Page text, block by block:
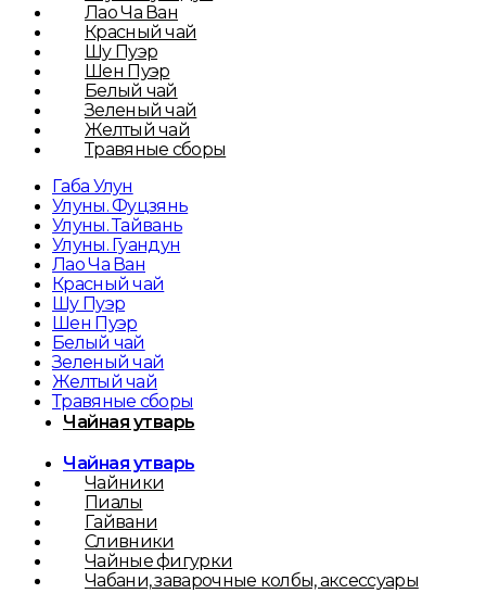
Лао Ча Ван
Красный чай
Шу Пуэр
Шен Пуэр
Белый чай
Зеленый чай
Желтый чай
Травяные сборы
Габа Улун
Улуны. Фуцзянь
Улуны. Тайвань
Улуны. Гуандун
Лао Ча Ван
Красный чай
Шу Пуэр
Шен Пуэр
Белый чай
Зеленый чай
Желтый чай
Травяные сборы
Чайная утварь
Чайная утварь
Чайники
Пиалы
Гайвани
Сливники
Чайные фигурки
Чабани, заварочные колбы, аксессуары